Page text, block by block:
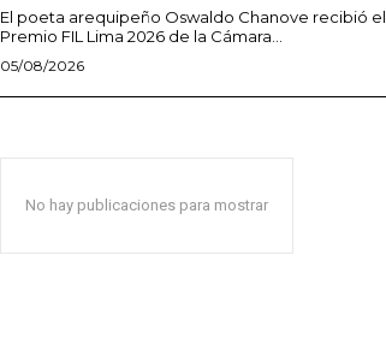
El poeta arequipeño Oswaldo Chanove recibió el
Premio FIL Lima 2026 de la Cámara...
05/08/2026
No hay publicaciones para mostrar